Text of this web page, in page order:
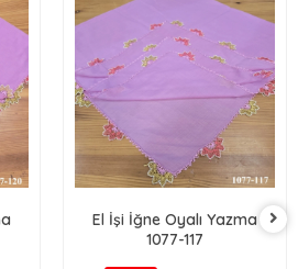
El İşi İğne Oyalı Yazma
1077-117